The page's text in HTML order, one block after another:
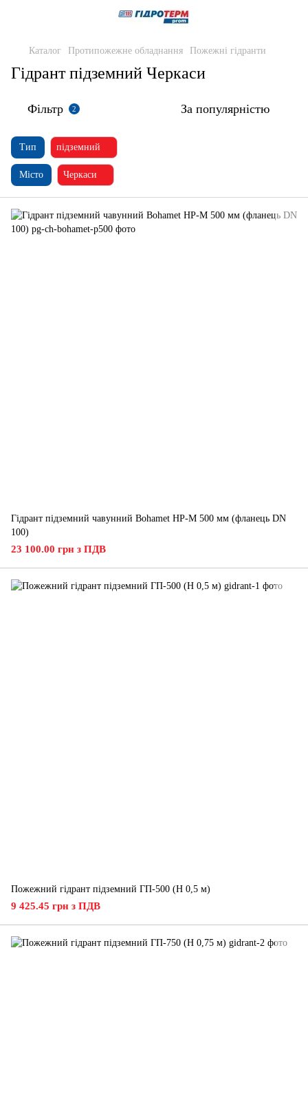
Каталог Протипожежне обладнання Пожежні гідранти
Гідрант підземний Черкаси
Фільтр 2 За популярністю
Тип підземний
Місто Черкаси
Гідрант підземний чавунний Bohamet HP-M 500 мм (фланець DN
100)
23 100.00 грн з ПДВ
Пожежний гідрант підземний ГП-500 (H 0,5 м)
9 425.45 грн з ПДВ